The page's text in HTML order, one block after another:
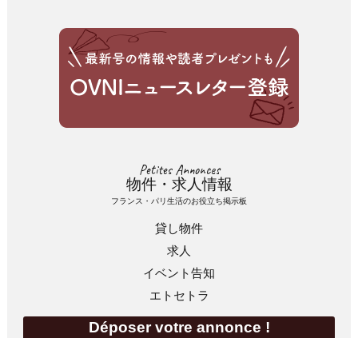
Petites Annonces
物件・求人情報
フランス・パリ生活のお役立ち掲示板
貸し物件
求人
イベント告知
エトセトラ
Déposer votre annonce !